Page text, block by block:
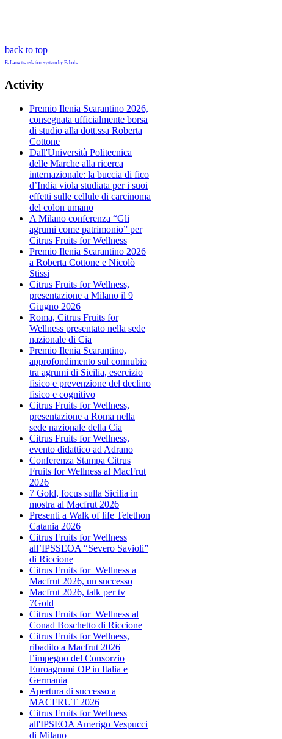
back to top
FaLang translation system by Faboba
Activity
Premio Ilenia Scarantino 2026,
consegnata ufficialmente borsa
di studio alla dott.ssa Roberta
Cottone
Dall'Università Politecnica
delle Marche alla ricerca
internazionale: la buccia di fico
d’India viola studiata per i suoi
effetti sulle cellule di carcinoma
del colon umano
A Milano conferenza “Gli
agrumi come patrimonio” per
Citrus Fruits for Wellness
Premio Ilenia Scarantino 2026
a Roberta Cottone e Nicolò
Stissi
Citrus Fruits for Wellness,
presentazione a Milano il 9
Giugno 2026
Roma, Citrus Fruits for
Wellness presentato nella sede
nazionale di Cia
Premio Ilenia Scarantino,
approfondimento sul connubio
tra agrumi di Sicilia, esercizio
fisico e prevenzione del declino
fisico e cognitivo
Citrus Fruits for Wellness,
presentazione a Roma nella
sede nazionale della Cia
Citrus Fruits for Wellness,
evento didattico ad Adrano
Conferenza Stampa Citrus
Fruits for Wellness al MacFrut
2026
7 Gold, focus sulla Sicilia in
mostra al Macfrut 2026
Presenti a Walk of life Telethon
Catania 2026
Citrus Fruits for Wellness
all’IPSSEOA “Severo Savioli”
di Riccione
Citrus Fruits for Wellness a
Macfrut 2026, un successo
Macfrut 2026, talk per tv
7Gold
Citrus Fruits for Wellness al
Conad Boschetto di Riccione
Citrus Fruits for Wellness,
ribadito a Macfrut 2026
l’impegno del Consorzio
Euroagrumi OP in Italia e
Germania
Apertura di successo a
MACFRUT 2026
Citrus Fruits for Wellness
all'IPSEOA Amerigo Vespucci
di Milano